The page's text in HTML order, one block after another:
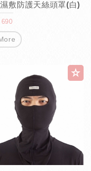
敷防護天絲頭罩(白)
690